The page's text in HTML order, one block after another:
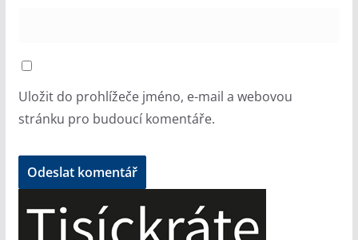
Uložit do prohlížeče jméno, e-mail a webovou
stránku pro budoucí komentáře.